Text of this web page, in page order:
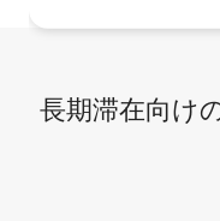
長期滞在向け⁠